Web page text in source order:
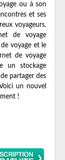
ou à son
et ses
voyageurs.
de voyage
voyage et le
de voyage
un stockage
partager des
un nouvel
!